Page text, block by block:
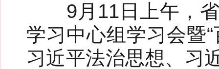
9月11日上午，省
学习中心组学习会暨
习近平法治思想、习